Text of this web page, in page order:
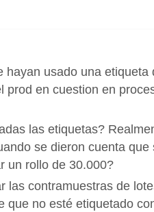
hayan usado una etiqueta
prod en cuestion en
las etiquetas?
se dieron cuenta
un rollo de 30.000?
las contramuestras de
que no esté etiquetado